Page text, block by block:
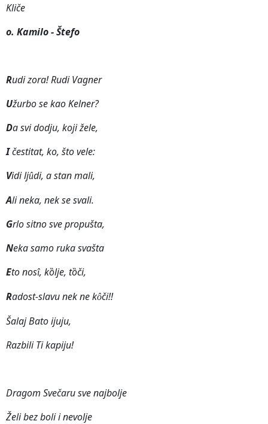
Kliče
o. Kamilo - Štefo
Rudi zora! Rudi Vagner
Užurbo se kao Kelner?
Da svi dodju, koji žele,
Ičestitat, ko, što vele:
Vidi ljûdi, a stan mali,
Ali neka, nek se svali.
Grlo sitno sve propušta,
Neka samo ruka svašta
Eto nosî, kȍlje, tȍči,
Radost-slavu nek ne kôči!!
Šalaj Bato ijuju,
Razbili Ti kapiju!
Dragom Svečaru sve najbolje
Želi bez boli i nevolje